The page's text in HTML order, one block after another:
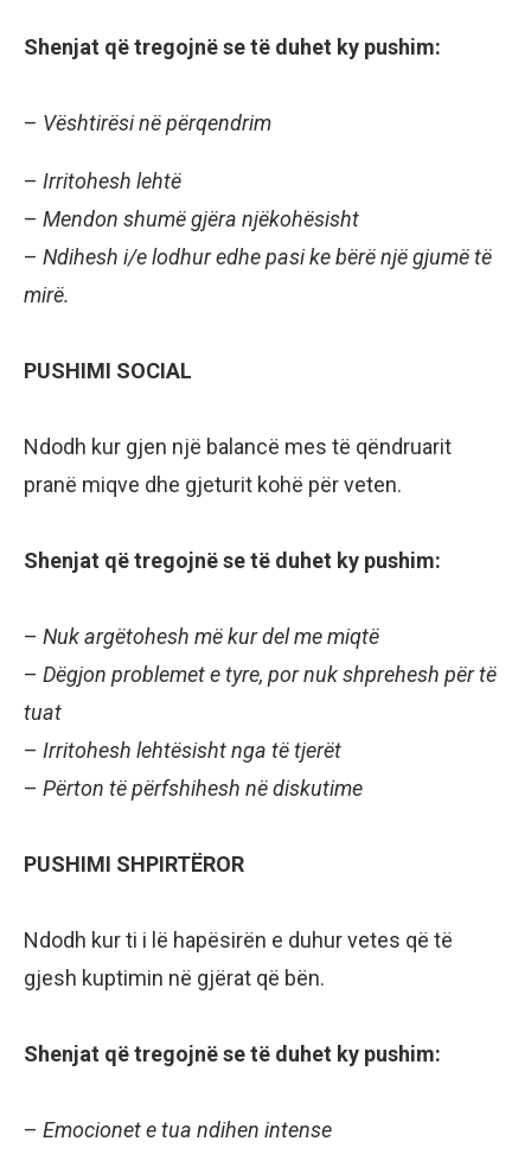
Shenjat që tregojnë se të duhet ky pushim:
– Vështirësi në përqendrim
– Irritohesh lehtë
– Mendon shumë gjëra njëkohësisht
– Ndihesh i/e lodhur edhe pasi ke bërë një gjumë të
mirë.
PUSHIMI SOCIAL
Ndodh kur gjen një balancë mes të qëndruarit
pranë miqve dhe gjeturit kohë për veten.
Shenjat që tregojnë se të duhet ky pushim:
– Nuk argëtohesh më kur del me miqtë
– Dëgjon problemet e tyre, por nuk shprehesh për të
tuat
– Irritohesh lehtësisht nga të tjerët
– Përton të përfshihesh në diskutime
PUSHIMI SHPIRTËROR
Ndodh kur ti i lë hapësirën e duhur vetes që të
gjesh kuptimin në gjërat që bën.
Shenjat që tregojnë se të duhet ky pushim:
– Emocionet e tua ndihen intense